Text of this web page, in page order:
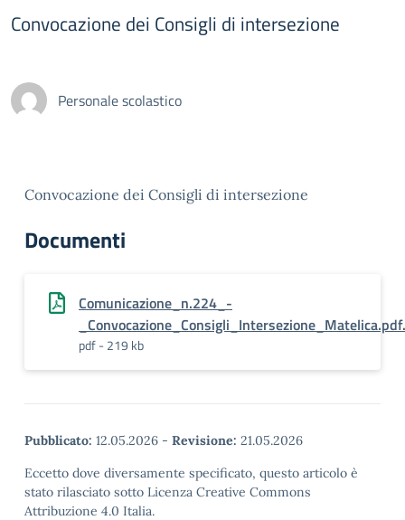
Convocazione dei Consigli di intersezione
Personale scolastico
Convocazione dei Consigli di intersezione
Documenti
Comunicazione_n.224_-
pdf - 219 kb
Pubblicato: 12.05.2026 - Revisione: 21.05.2026
Eccetto dove diversamente specificato, questo articolo è
stato rilasciato sotto Licenza Creative Commons
Attribuzione 4.0 Italia.